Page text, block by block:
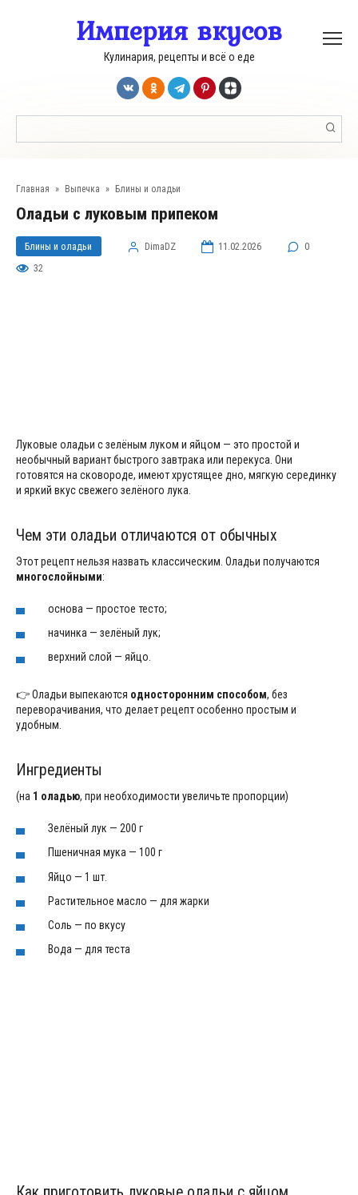
Империя вкусов
Кулинария, рецепты и всё о еде
Главная » Выпечка » Блины и оладьи
Оладьи с луковым припеком
Блины и оладьи DimaDZ 11.02.2026
0
32
Луковые оладьи с зелёным луком и яйцом — это простой и
необычный вариант быстрого завтрака или перекуса. Они
готовятся на сковороде, имеют хрустящее дно, мягкую серединку
и яркий вкус свежего зелёного лука.
Чем эти оладьи отличаются от обычных
Этот рецепт нельзя назвать классическим. Оладьи получаются
многослойными:
основа — простое тесто;
начинка — зелёный лук;
верхний слой — яйцо.
👉 Оладьи выпекаются односторонним способом, без
переворачивания, что делает рецепт особенно простым и
удобным.
Ингредиенты
(на 1 оладью, при необходимости увеличьте пропорции)
Зелёный лук — 200 г
Пшеничная мука — 100 г
Яйцо — 1 шт.
Растительное масло — для жарки
Соль — по вкусу
Вода — для теста